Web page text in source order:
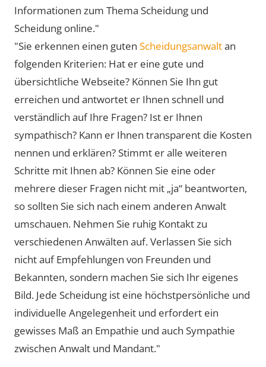
Informationen zum Thema Scheidung und
Scheidung online."
"Sie erkennen einen guten Scheidungsanwaltan
folgenden Kriterien: Hat er eine gute und
übersichtliche Webseite? Können Sie Ihn gut
erreichen und antwortet er Ihnen schnell und
verständlich auf Ihre Fragen? Ist er Ihnen
sympathisch? Kann er Ihnen transparent die Kosten
nennen und erklären? Stimmt er alle weiteren
Schritte mit Ihnen ab? Können Sie eine oder
mehrere dieser Fragen nicht mit „ja“ beantworten,
so sollten Sie sich nach einem anderen Anwalt
umschauen. Nehmen Sie ruhig Kontakt zu
verschiedenen Anwälten auf. Verlassen Sie sich
nicht auf Empfehlungen von Freunden und
Bekannten, sondern machen Sie sich Ihr eigenes
Bild. Jede Scheidung ist eine höchstpersönliche und
individuelle Angelegenheit und erfordert ein
gewisses Maß an Empathie und auch Sympathie
zwischen Anwalt und Mandant."